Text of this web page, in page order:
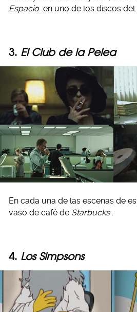
Espacio en uno de los discos del
3. El Club de la Pelea
En cada una de las escenas de
vaso de café de Starbucks
4. Los Simpsons